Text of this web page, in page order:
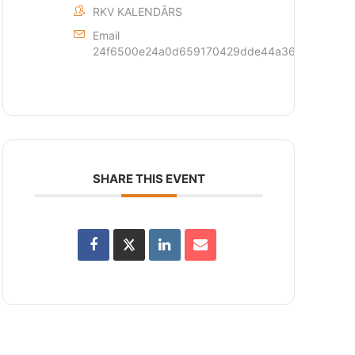
RKV KALENDĀRS
Email
SHARE THIS EVENT